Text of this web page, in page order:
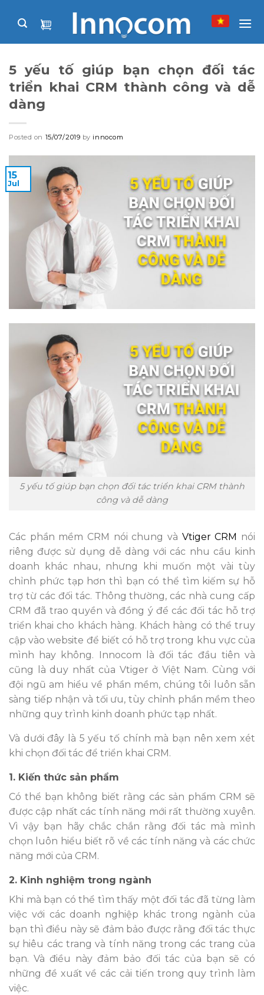
5 yếu tố giúp bạn chọn đối tác
triển khai CRM thành công và dễ
dàng
Posted on 15/07/2019 by innocom
15
Jul
5 yếu tố giúp bạn chọn đối tác triển khai CRM thành
công và dễ dàng
Các phần mềm CRM nói chung và Vtiger CRM nói
riêng được sử dụng dễ dàng với các nhu cầu kinh
doanh khác nhau, nhưng khi muốn một vài tùy
chỉnh phức tạp hơn thì bạn có thể tìm kiếm sự hỗ
trợ từ các đối tác. Thông thường, các nhà cung cấp
CRM đã trao quyền và đồng ý để các đối tác hỗ trợ
triển khai cho khách hàng. Khách hàng có thể truy
cập vào website để biết có hỗ trợ trong khu vực của
mình hay không. Innocom là đối tác đầu tiên và
cũng là duy nhất của Vtiger ở Việt Nam. Cùng với
đội ngũ am hiểu về phần mềm, chúng tôi luôn sẵn
sàng tiếp nhận và tối ưu, tùy chỉnh phần mềm theo
những quy trình kinh doanh phức tạp nhất.
Và dưới đây là 5 yếu tố chính mà bạn nên xem xét
khi chọn đối tác để triển khai CRM.
1. Kiến thức sản phẩm
Có thể bạn không biết rằng các sản phẩm CRM sẽ
được cập nhất các tính năng mới rất thường xuyên.
Vì vậy bạn hãy chắc chắn rằng đối tác mà mình
chọn luôn hiểu biết rõ về các tính năng và các chức
năng mới của CRM.
2. Kinh nghiệm trong ngành
Khi mà bạn có thể tìm thấy một đối tác đã từng làm
việc với các doanh nghiệp khác trong ngành của
bạn thì điều này sẽ đảm bảo được rằng đối tác thực
sự hiêu các trang và tính năng trong các trang của
bạn. Và điều này đảm bảo đối tác của bạn sẽ có
những đề xuất về các cải tiến trong quy trình làm
việc.